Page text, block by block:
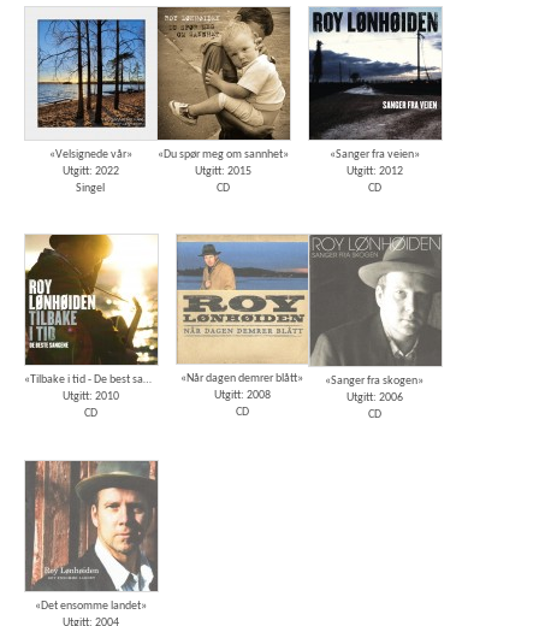
«Velsignede vår»
Utgitt: 2022
Singel
«Du spør meg om sannhet»
Utgitt: 2015
CD
«Sanger fra veien»
Utgitt: 2012
CD
«Tilbake i tid - De best sangene»
Utgitt: 2010
CD
«Når dagen demrer blått»
Utgitt: 2008
CD
«Sanger fra skogen»
Utgitt: 2006
CD
«Det ensomme landet»